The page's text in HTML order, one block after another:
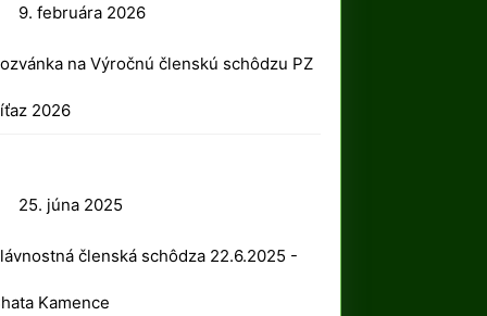
9. februára 20269.
februára
na Výročnú členskú schôdzu PZ
2026
25. júna 2025
júna
členská schôdza 22.6.2025 -
Kamence